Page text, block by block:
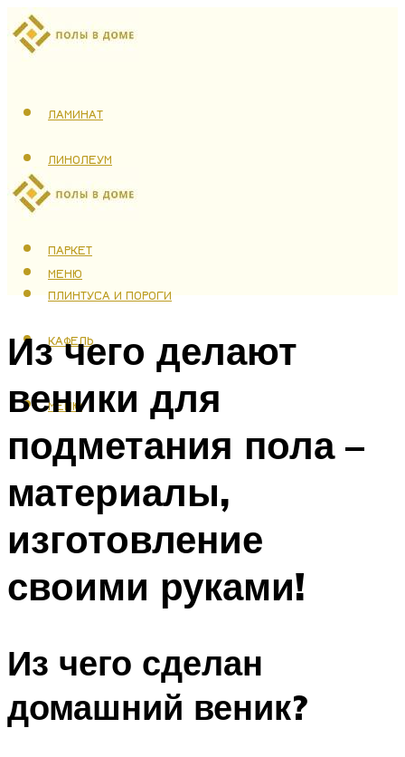
ЛАМИНАТ
ЛИНОЛЕУМ
ТЕПЛЫЙ ПОЛ
ПАРКЕТ
ПЛИНТУСА И ПОРОГИ
КАФЕЛЬ
МЕНЮ
МЕНЮ
Из чего делают
веники для
подметания пола –
материалы,
изготовление
своими руками!
Из чего сделан
домашний веник?